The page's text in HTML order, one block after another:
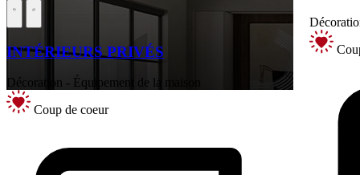
INTÉRIEURS PRIVÉS
Décoration - Équipement de la maison
Coup de coeur